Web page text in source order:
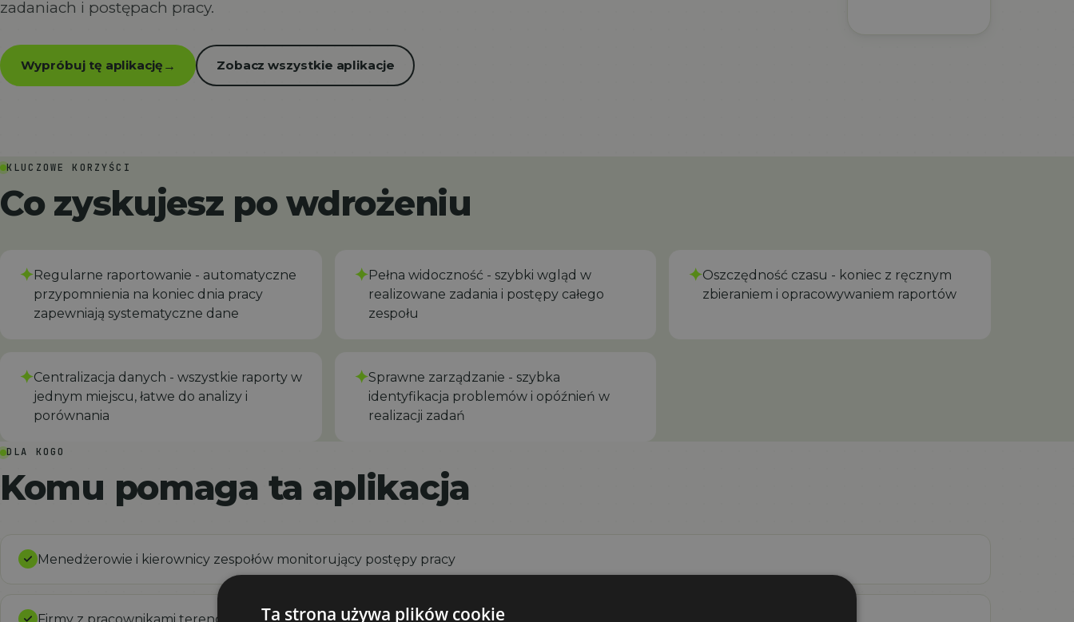
zadaniach i postępach pracy.
Wypróbuj tę aplikację → Zobacz wszystkie aplikacje
KLUCZOWE KORZYŚCI
Co zyskujesz po wdrożeniu
✦Regularne raportowanie - automatyczne
przypomnienia na koniec dnia pracy
zapewniają systematyczne dane
✦Pełna widoczność - szybki wgląd w
realizowane zadania i postępy całego
zespołu
✦‍‍Oszczędność czasu - koniec z ręcznym
zbieraniem i opracowywaniem raportów
✦Centralizacja danych - wszystkie raporty w
jednym miejscu, łatwe do analizy i
porównania
✦Sprawne zarządzanie - szybka
identyfikacja problemów i opóźnień w
realizacji zadań
DLA KOGO
Komu pomaga ta aplikacja
Menedżerowie i kierownicy zespołów monitorujący postępy pracy
Ta strona używa plików cookie